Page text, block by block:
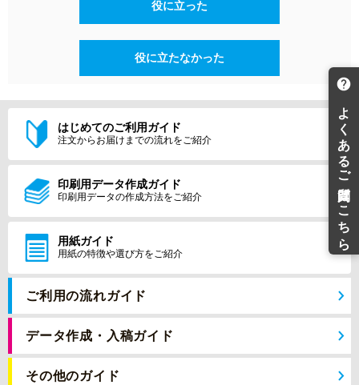
役に立った
役に立たなかった
はじめてのご利用ガイド
注文からお届けまでの流れをご紹介
印刷用データ作成ガイド
印刷用データの作成方法をご紹介
用紙ガイド
用紙の特徴や選び方をご紹介
ご利用の流れガイド
データ作成・入稿ガイド
その他のガイド